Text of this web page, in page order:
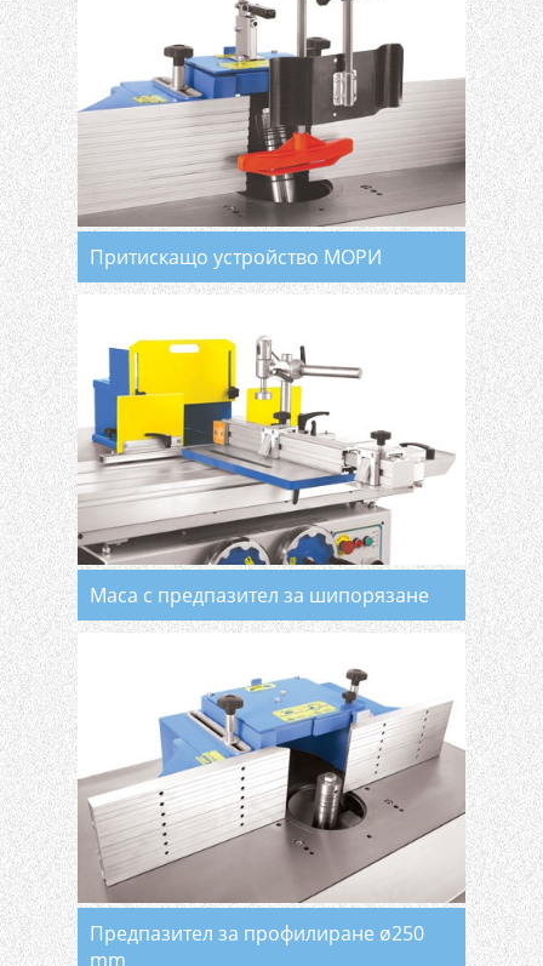
Притискащо устройство МОРИ
Маса с предпазител за шипорязане
Предпазител за профилиране ø250
mm